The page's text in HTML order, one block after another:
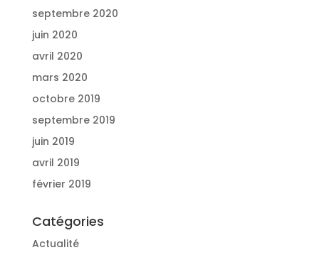
septembre 2020
juin 2020
avril 2020
mars 2020
octobre 2019
septembre 2019
juin 2019
avril 2019
février 2019
Catégories
Actualité